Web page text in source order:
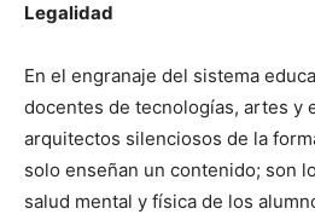
Legalidad
En el engranaje del sistema
docentes de tecnologías, artes y
arquitectos silenciosos de la
solo enseñan un contenido; son
salud mental y física de los